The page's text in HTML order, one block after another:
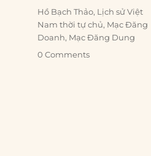
Tags
Hồ Bạch Thảo, Lịch sử Việt
Nam thời tự chủ, Mạc Đăng
Doanh, Mạc Đăng Dung
0 Comments